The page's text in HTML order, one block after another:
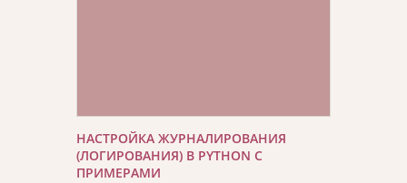
НАСТРОЙКА ЖУРНАЛИРОВАНИЯ
(ЛОГИРОВАНИЯ) В PYTHON С
ПРИМЕРАМИ